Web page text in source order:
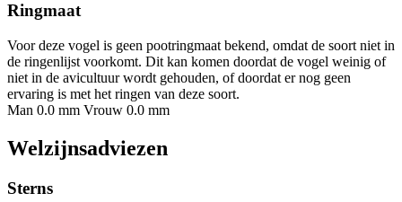
Ringmaat
Voor deze vogel is geen pootringmaat bekend, omdat de soort niet in
de ringenlijst voorkomt. Dit kan komen doordat de vogel weinig of
niet in de avicultuur wordt gehouden, of doordat er nog geen
ervaring is met het ringen van deze soort.
Man 0.0 mm Vrouw 0.0 mm
Welzijnsadviezen
Sterns